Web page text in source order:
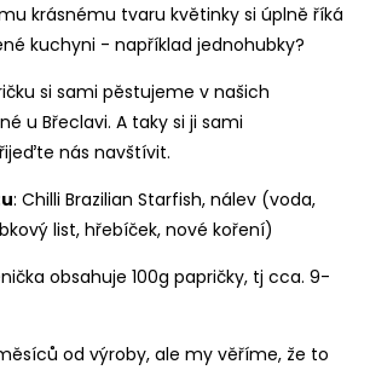
krásnému tvaru květinky si úplně říká
kuchyni - například jednohubky?
si sami pěstujeme v našich
u Břeclavi. A taky si ji sami
nás navštívit.
: Chilli Brazilian Starfish, nálev (voda,
list, hřebíček, nové koření)
obsahuje 100g papričky, tj cca. 9-
od výroby, ale my věříme, že to